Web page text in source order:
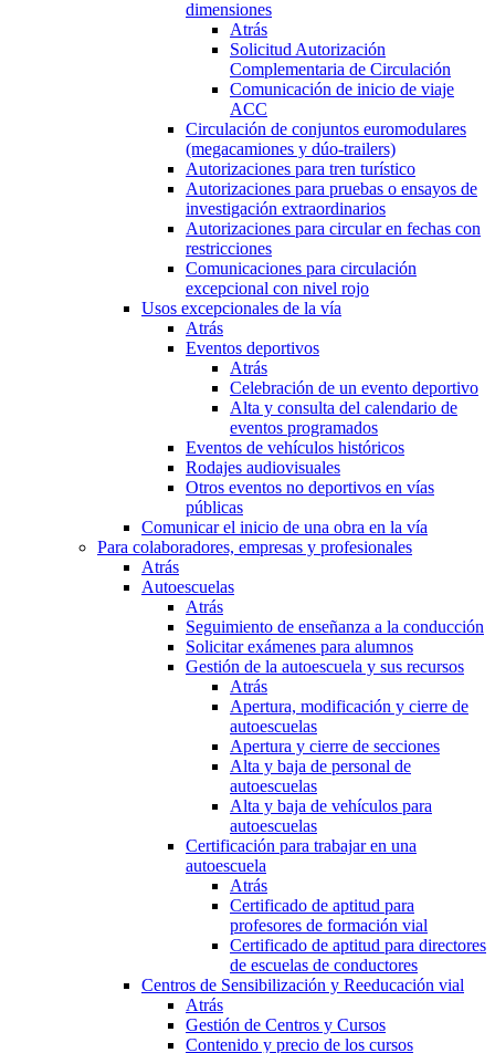
dimensiones
Atrás
Solicitud Autorización
Complementaria de Circulación
Comunicación de inicio de viaje
ACC
Circulación de conjuntos euromodulares
(megacamiones y dúo-trailers)
Autorizaciones para tren turístico
Autorizaciones para pruebas o ensayos de
investigación extraordinarios
Autorizaciones para circular en fechas con
restricciones
Comunicaciones para circulación
excepcional con nivel rojo
Usos excepcionales de la vía
Atrás
Eventos deportivos
Atrás
Celebración de un evento deportivo
Alta y consulta del calendario de
eventos programados
Eventos de vehículos históricos
Rodajes audiovisuales
Otros eventos no deportivos en vías
públicas
Comunicar el inicio de una obra en la vía
Para colaboradores, empresas y profesionales
Atrás
Autoescuelas
Atrás
Seguimiento de enseñanza a la conducción
Solicitar exámenes para alumnos
Gestión de la autoescuela y sus recursos
Atrás
Apertura, modificación y cierre de
autoescuelas
Apertura y cierre de secciones
Alta y baja de personal de
autoescuelas
Alta y baja de vehículos para
autoescuelas
Certificación para trabajar en una
autoescuela
Atrás
Certificado de aptitud para
profesores de formación vial
Certificado de aptitud para directores
de escuelas de conductores
Centros de Sensibilización y Reeducación vial
Atrás
Gestión de Centros y Cursos
Contenido y precio de los cursos